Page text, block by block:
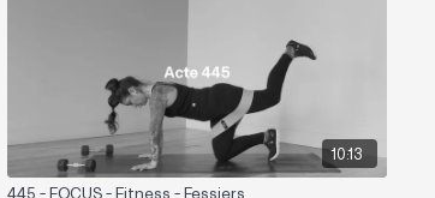
10:13
445 - FOCUS - Fitness - Fessiers